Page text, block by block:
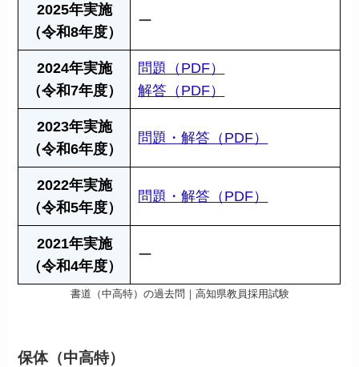
2025年実施
（令和8年度）
ー
2024年実施
（令和7年度）
問題（PDF）
解答（PDF）
2023年実施
（令和6年度）
問題・解答（PDF）
2022年実施
（令和5年度）
問題・解答（PDF）
2021年実施
（令和4年度）
ー
書道（中高特）の過去問｜高知県教員採用試験
保体（中高特）